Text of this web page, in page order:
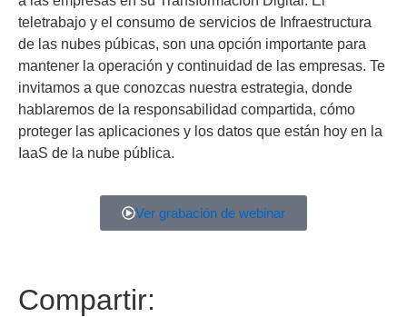
teletrabajo y el consumo de servicios de Infraestructura
de las nubes púbicas, son una opción importante para
mantener la operación y continuidad de las empresas. Te
invitamos a que conozcas nuestra estrategia, donde
hablaremos de la responsabilidad compartida, cómo
proteger las aplicaciones y los datos que están hoy en la
IaaS de la nube pública.
Ver grabación de webinar
Compartir: